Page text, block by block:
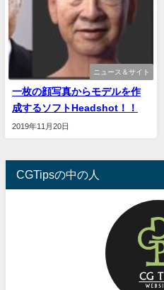
ニュース＆サイト
一枚の顔写真からモデルを作
成するソフトHeadshot！！
2019年11月20日
CGTipsの中の人